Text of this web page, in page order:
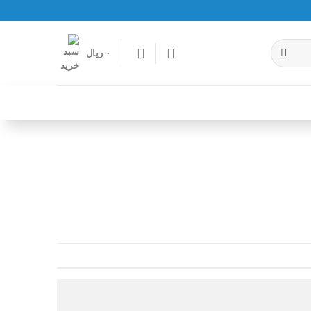
۰ ریال